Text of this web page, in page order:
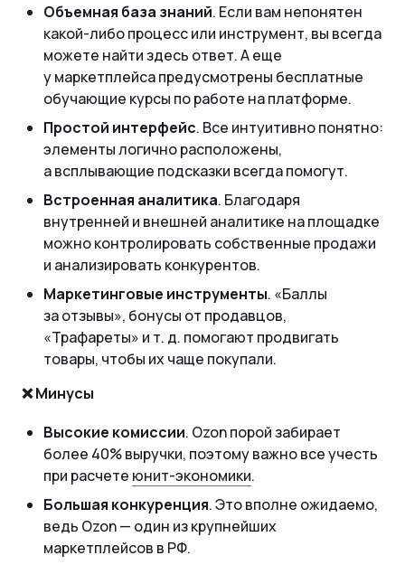
Объемная база знаний. Если вам непонятен
какой-либо процесс или инструмент, вы всегда
можете найти здесь ответ. А еще
у маркетплейса предусмотрены бесплатные
обучающие курсы по работе на платформе.
Простой интерфейс. Все интуитивно понятно:
элементы логично расположены,
а всплывающие подсказки всегда помогут.
Встроенная аналитика. Благодаря
внутренней и внешней аналитике на площадке
можно контролировать собственные продажи
и анализировать конкурентов.
Маркетинговые инструменты. «Баллы
за отзывы», бонусы от продавцов,
«Трафареты» и т. д. помогают продвигать
товары, чтобы их чаще покупали.
❌ Минусы
Высокие комиссии. Ozon порой забирает
более 40% выручки, поэтому важно все учесть
при расчете юнит-экономики.
Большая конкуренция. Это вполне ожидаемо,
ведь Ozon — один из крупнейших
маркетплейсов в РФ.